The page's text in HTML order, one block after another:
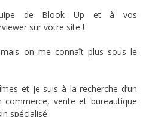
de Blook Up et à vos
sur votre site !
on me connaît plus sous le
et je suis à la recherche d’un
vente et bureautique
spécialisé.